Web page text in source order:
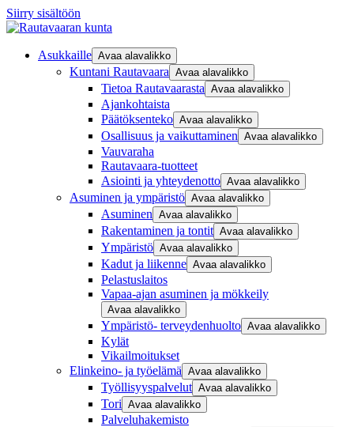
Siirry sisältöön
Asukkaille Avaa alavalikko
Kuntani Rautavaara Avaa alavalikko
Tietoa Rautavaarasta Avaa alavalikko
Ajankohtaista
Päätöksenteko Avaa alavalikko
Osallisuus ja vaikuttaminen Avaa alavalikko
Vauvaraha
Rautavaara-tuotteet
Asiointi ja yhteydenotto Avaa alavalikko
Asuminen ja ympäristö Avaa alavalikko
Asuminen Avaa alavalikko
Rakentaminen ja tontit Avaa alavalikko
Ympäristö Avaa alavalikko
Kadut ja liikenne Avaa alavalikko
Pelastuslaitos
Vapaa-ajan asuminen ja mökkeily
Avaa alavalikko
Ympäristö- terveydenhuolto Avaa alavalikko
Kylät
Vikailmoitukset
Elinkeino- ja työelämä Avaa alavalikko
Työllisyyspalvelut Avaa alavalikko
Tori Avaa alavalikko
Palveluhakemisto